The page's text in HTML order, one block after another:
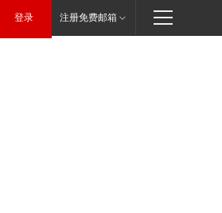
登录 注册免费邮箱